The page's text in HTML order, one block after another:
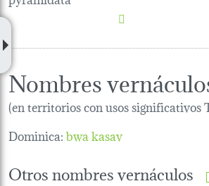
Nombres
(en territorios con usos significativos
Dominica:bwa kasav
Otros nombres vernáculos